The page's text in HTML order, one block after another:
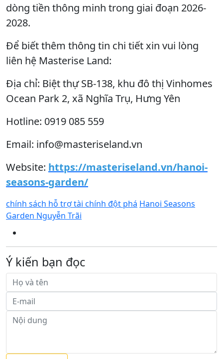
dòng tiền thông minh trong giai đoạn 2026-
2028.
Để biết thêm thông tin chi tiết xin vui lòng
liên hệ Masterise Land:
Địa chỉ: Biệt thự SB-138, khu đô thị Vinhomes
Ocean Park 2, xã Nghĩa Trụ, Hưng Yên
Hotline: 0919 085 559
Email: info@masteriseland.vn
Website: https://masteriseland.vn/hanoi-
seasons-garden/
chính sách hỗ trợ tài chính đột phá Hanoi Seasons
Garden Nguyễn Trãi
Ý kiến bạn đọc